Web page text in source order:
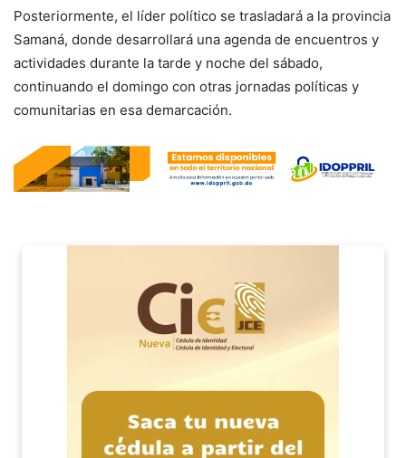
Posteriormente, el líder político se trasladará a la provincia
Samaná, donde desarrollará una agenda de encuentros y
actividades durante la tarde y noche del sábado,
continuando el domingo con otras jornadas políticas y
comunitarias en esa demarcación.